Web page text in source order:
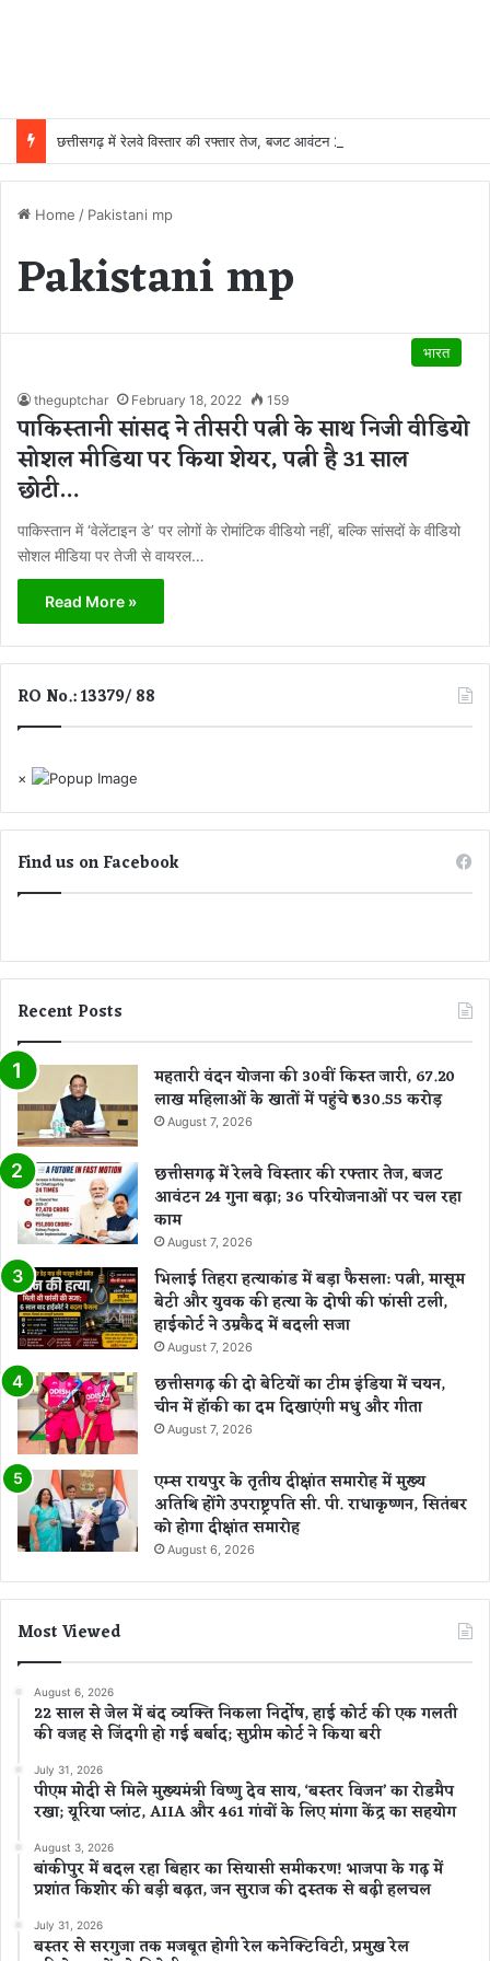
Home / Pakistani mp
Pakistani mp
भारत
theguptchar February 18, 2022 159
पाकिस्तानी सांसद ने तीसरी पत्नी के साथ निजी वीडियो
सोशल मीडिया पर किया शेयर, पत्नी है 31 साल
छोटी…
पाकिस्तान में ‘वेलेंटाइन डे’ पर लोगों के रोमांटिक वीडियो नहीं, बल्कि सांसदों के वीडियो
सोशल मीडिया पर तेजी से वायरल…
Read More »
RO No.: 13379/ 88
×
Find us on Facebook
Recent Posts
महतारी वंदन योजना की 30वीं किस्त जारी, 67.20
लाख महिलाओं के खातों में पहुंचे ₹630.55 करोड़
August 7, 2026
छत्तीसगढ़ में रेलवे विस्तार की रफ्तार तेज, बजट
आवंटन 24 गुना बढ़ा; 36 परियोजनाओं पर चल रहा
काम
August 7, 2026
भिलाई तिहरा हत्याकांड में बड़ा फैसला: पत्नी, मासूम
बेटी और युवक की हत्या के दोषी की फांसी टली,
हाईकोर्ट ने उम्रकैद में बदली सजा
August 7, 2026
छत्तीसगढ़ की दो बेटियों का टीम इंडिया में चयन,
चीन में हॉकी का दम दिखाएंगी मधु और गीता
August 7, 2026
एम्स रायपुर के तृतीय दीक्षांत समारोह में मुख्य
अतिथि होंगे उपराष्ट्रपति सी. पी. राधाकृष्णन, सितंबर
को होगा दीक्षांत समारोह
August 6, 2026
Most Viewed
August 6, 2026
22 साल से जेल में बंद व्यक्ति निकला निर्दोष, हाई कोर्ट की एक गलती
की वजह से जिंदगी हो गई बर्बाद; सुप्रीम कोर्ट ने किया बरी
July 31, 2026
पीएम मोदी से मिले मुख्यमंत्री विष्णु देव साय, ‘बस्तर विजन’ का रोडमैप
रखा; यूरिया प्लांट, AIIA और 461 गांवों के लिए मांगा केंद्र का सहयोग
August 3, 2026
बांकीपुर में बदल रहा बिहार का सियासी समीकरण! भाजपा के गढ़ में
प्रशांत किशोर की बड़ी बढ़त, जन सुराज की दस्तक से बढ़ी हलचल
July 31, 2026
बस्तर से सरगुजा तक मजबूत होगी रेल कनेक्टिविटी, प्रमुख रेल